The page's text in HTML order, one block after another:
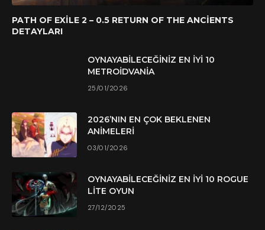
PATH OF EXILE 2 – 0.5 RETURN OF THE ANCIENTS
DETAYLARI
OYNAYABILECEĞINIZ EN İYI 10
METROIDVANIA
25/01/2026
2026’NIN EN ÇOK BEKLENEN
ANIMELERI
03/01/2026
OYNAYABILECEĞINIZ EN İYI 10 ROGUE
LITE OYUN
27/12/2025